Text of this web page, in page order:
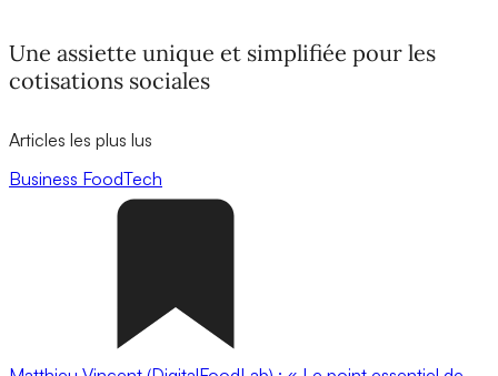
Une assiette unique et simplifiée pour les
cotisations sociales
Articles les plus lus
Business FoodTech